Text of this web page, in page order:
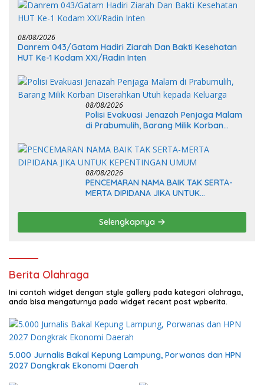
08/08/2026
Danrem 043/Gatam Hadiri Ziarah Dan Bakti Kesehatan
HUT Ke-1 Kodam XXI/Radin Inten
08/08/2026
Polisi Evakuasi Jenazah Penjaga Malam
di Prabumulih, Barang Milik Korban
08/08/2026
PENCEMARAN NAMA BAIK TAK SERTA-
MERTA DIPIDANA JIKA UNTUK
Selengkapnya
Berita Olahraga
Ini contoh widget dengan style gallery pada kategori olahraga,
anda bisa mengaturnya pada widget recent post wpberita.
5.000 Jurnalis Bakal Kepung Lampung, Porwanas dan HPN
2027 Dongkrak Ekonomi Daerah